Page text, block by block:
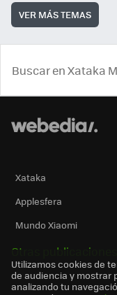
VER MÁS TEMAS
Xataka
Applesfera
Mundo Xiaomi
Otras publicaciones
Utilizamos cookies de
de audiencia y mostrar
analizando tu